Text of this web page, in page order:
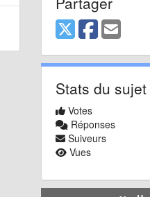
Stats du sujet
Votes
Réponses
Suiveurs
Vues